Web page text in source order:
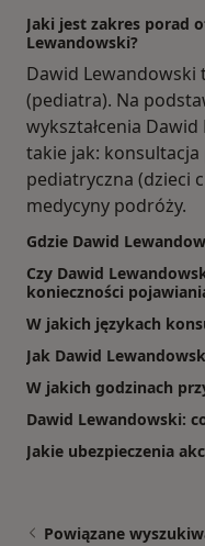
Jaki jest zakres porad
Lewandowski?
Dawid Lewandowski
(pediatra). Na
wykształcenia
takie jak:
pediatryczna (dzieci
medycyny podróży.
Gdzie Dawid
Czy Dawid
konieczności
W jakich językach
Jak Dawid
W jakich godzinach
Dawid Lewandowski:
Jakie ubezpieczenia
Powiązane